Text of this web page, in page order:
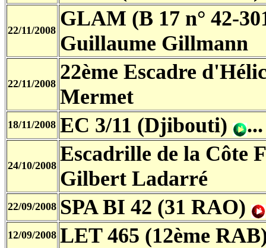
22/11/2008 GLAM (B 17 n° 42-
Guillaume Gillmann
22/11/2008 22ème Escadre
Mermet
18/11/2008 EC 3/11 (Djibouti)
24/10/2008 Escadrille de la Côte
Gilbert Ladarré
22/09/2008 SPA BI 42 (31 RAO)
12/09/2008 LET 465 (12ème